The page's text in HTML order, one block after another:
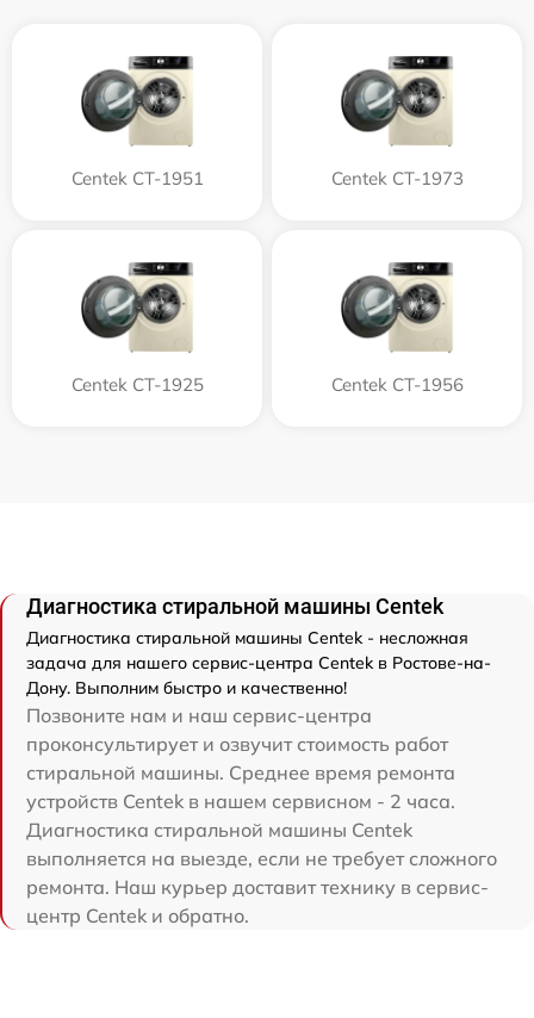
Centek CT-1951 Centek CT-1973
Centek CT-1925 Centek CT-1956
Диагностика стиральной машины Centek
Диагностика стиральной машины Centek - несложная
задача для нашего сервис-центра Centek в Ростове-на-
Дону. Выполним быстро и качественно!
Позвоните нам и наш сервис-центра
проконсультирует и озвучит стоимость работ
стиральной машины. Среднее время ремонта
устройств Centek в нашем сервисном - 2 часа.
Диагностика стиральной машины Centek
выполняется на выезде, если не требует сложного
ремонта. Наш курьер доставит технику в сервис-
центр Centek и обратно.